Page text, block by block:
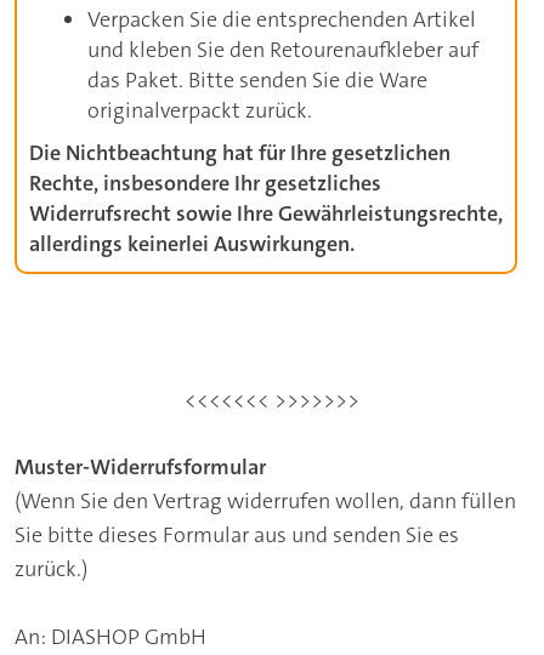
Verpacken Sie die entsprechenden Artikel
und kleben Sie den Retourenaufkleber auf
das Paket. Bitte senden Sie die Ware
originalverpackt zurück.
Die Nichtbeachtung hat für Ihre gesetzlichen
Rechte, insbesondere Ihr gesetzliches
Widerrufsrecht sowie Ihre Gewährleistungsrechte,
allerdings keinerlei Auswirkungen.
<<<<<<< >>>>>>>
Muster-Widerrufsformular
(Wenn Sie den Vertrag widerrufen wollen, dann füllen
Sie bitte dieses Formular aus und senden Sie es
zurück.)
An: DIASHOP GmbH